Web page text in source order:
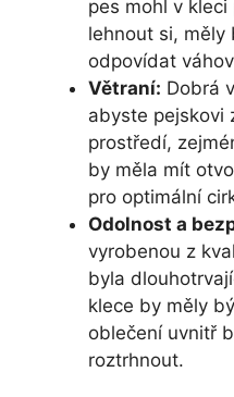
pes mohl v
lehnout si, měly
odpovídat
Větraní: Dobrá
abyste pejskovi
prostředí,
by měla mít
pro optimální
Odolnost a
vyrobenou z
byla
klece by měly
oblečení uvnitř
roztrhnout.